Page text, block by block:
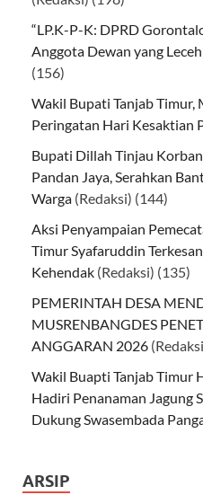
“LP.K-P-K: DPRD
Anggota Dewan yang
(156)
Wakil Bupati Tanjab Timur,
Peringatan Hari Kesaktian
Bupati Dillah Tinjau
Pandan Jaya, Serahkan
Warga (Redaksi) (144)
Aksi Penyampaian
Timur Syafaruddin
Kehendak (Redaksi) (135)
PEMERINTAH DESA
MUSRENBANGDES
ANGGARAN 2026
Wakil Buapti Tanjab Timur
Hadiri Penanaman Jagung
Dukung Swasembada
ARSIP